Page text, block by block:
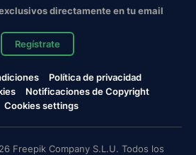
directamente en tu email
Regístrate
Política de privacidad
Notificaciones de Copyright
Cookies settings
Freepik Company S.L.U. Todos los